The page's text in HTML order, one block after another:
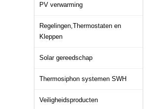
PV verwarming
Regelingen,Thermostaten en
Kleppen
Solar gereedschap
Thermosiphon systemen SWH
Veiligheidsproducten